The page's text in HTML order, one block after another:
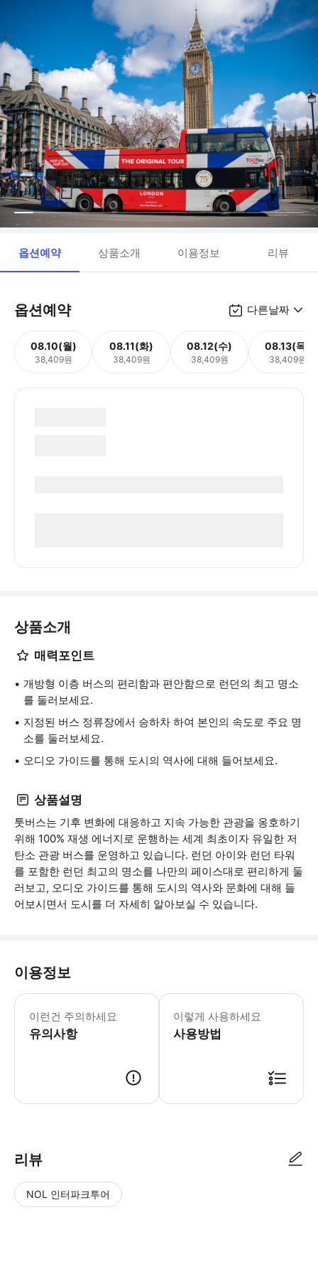
옵션예약 상품소개 이용정보 리뷰
옵션예약 다른날짜
08.10(월)
38,409원
08.11(화)
38,409원
08.12(수)
38,409원
08.13(목)
38,409원
상품소개
매력포인트
개방형 이층 버스의 편리함과 편안함으로 런던의 최고 명소
를 둘러보세요.
지정된 버스 정류장에서 승하차 하여 본인의 속도로 주요 명
소를 둘러보세요.
오디오 가이드를 통해 도시의 역사에 대해 들어보세요.
상품설명
툿버스는 기후 변화에 대응하고 지속 가능한 관광을 옹호하기
위해 100% 재생 에너지로 운행하는 세계 최초이자 유일한 저
탄소 관광 버스를 운영하고 있습니다. 런던 아이와 런던 타워
를 포함한 런던 최고의 명소를 나만의 페이스대로 편리하게 둘
러보고, 오디오 가이드를 통해 도시의 역사와 문화에 대해 들
어보시면서 도시를 더 자세히 알아보실 수 있습니다.
이용정보
이런건 주의하세요
유의사항
어린이 규정: - 5세 미만 어린이는 무
이렇게 사용하세요
사용방법
리뷰
NOL 인터파크투어